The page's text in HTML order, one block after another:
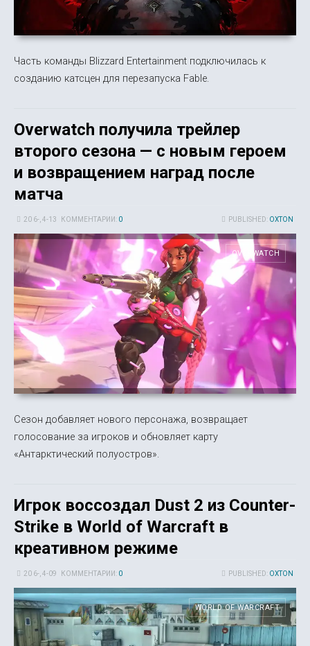
Часть команды Blizzard Entertainment подключилась к
созданию катсцен для перезапуска Fable.
Overwatch получила трейлер
второго сезона — с новым героем
и возвращением наград после
матча
PUBLISHED: OXTON
20 6-, 4-13 КОММЕНТАРИИ: 0
OVERWATCH
Сезон добавляет нового персонажа, возвращает
голосование за игроков и обновляет карту
«Антарктический полуостров».
Игрок воссоздал Dust 2 из Counter-
Strike в World of Warcraft в
креативном режиме
PUBLISHED: OXTON
20 6-, 4-09 КОММЕНТАРИИ: 0
WORLD OF WARCRAFT